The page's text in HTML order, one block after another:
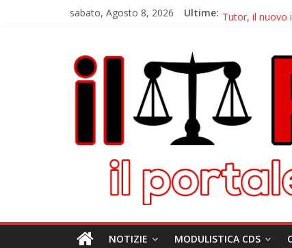
sabato, Agosto 8, 2026 Ultime: Autovelox
Autovelox
Domiziana, a
NOTIZIE MODULISTICA CDS